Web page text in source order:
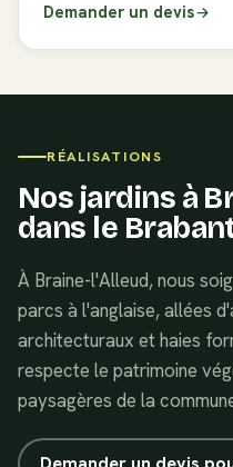
Demander un devis
RÉALISATIONS
Nos jardins à
dans le
À Braine-l'Alleud, nous
parcs à l'anglaise, allées
architecturaux et haies
respecte le patrimoine
paysagères de la